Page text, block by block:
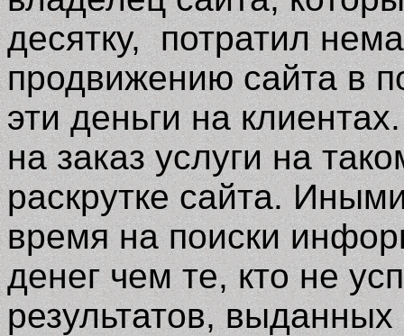
десятку, потратил
продвижению сайта в
эти деньги на
на заказ услуги на
раскрутке сайта.
время на поиски
денег чем те, кто не
результатов,